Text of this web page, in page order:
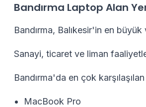
Bandırma Laptop Alan
Bandırma, Balıkesir'in en
Sanayi, ticaret ve liman
Bandırma'da en çok
MacBook Pro